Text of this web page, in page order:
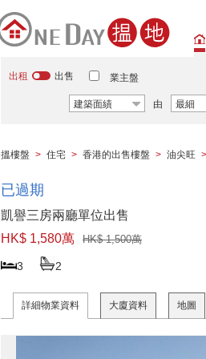
出租 出售 業主盤
建築面績 由 最細
搵樓盤 > 住宅 > 香港的出售樓盤 > 油尖旺 >
已過期
凱譽三房兩廳單位出售
HK$ 1,580萬
HK$ 1,500萬
3 2
詳細物業資料 大廈資料 地圖